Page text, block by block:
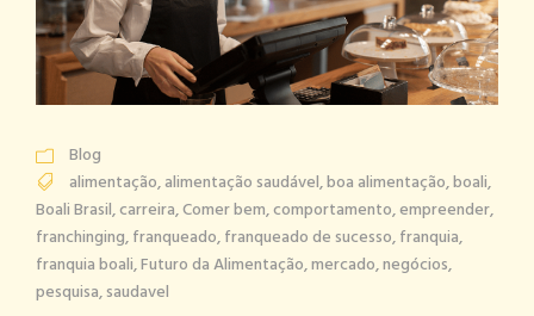
Blog
alimentação,alimentação saudável,boa alimentação,boali,
Boali Brasil,carreira,Comer bem,comportamento,empreender,
franchinging,franqueado,franqueado de sucesso,franquia,
franquia boali,Futuro da Alimentação,mercado,negócios,
pesquisa,saudavel